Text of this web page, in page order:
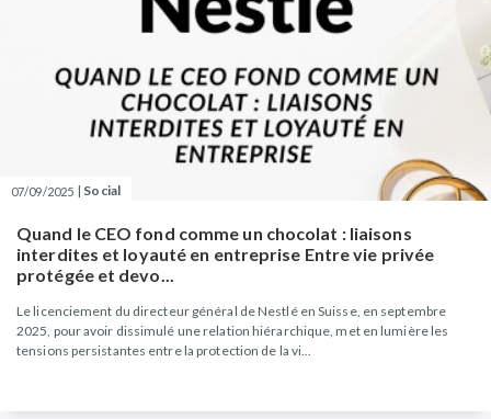
07/09/2025 | Social
Quand le CEO fond comme un chocolat : liaisons
interdites et loyauté en entreprise Entre vie privée
protégée et devo...
Le licenciement du directeur général de Nestlé en Suisse, en septembre
2025, pour avoir dissimulé une relation hiérarchique, met en lumière les
tensions persistantes entre la protection de la vi...